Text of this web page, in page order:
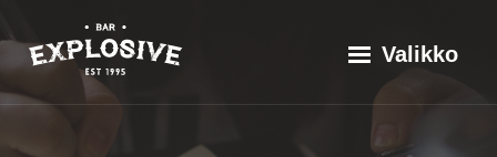
suoraan
sisältöön
Explosive Bar Valikko
Historia
Valikoima